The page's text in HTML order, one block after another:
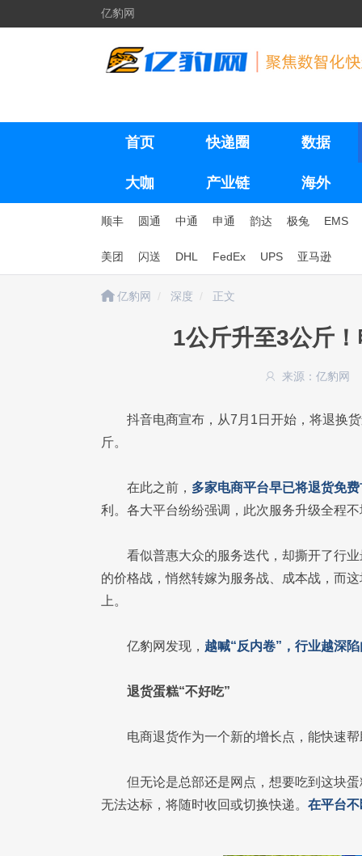
亿豹网
首页 快递圈 数据
大咖 产业链 海外
顺丰 圆通 中通 申通 韵达 极兔 EMS
美团 闪送 DHL FedEx UPS 亚马逊
亿豹网 深度 正文
1公斤升至3公斤
来源：亿豹网
抖音电商宣布，从7月1日开始，将退换
斤。
在此之前， 多家电商平台早已将退货免
利。各大平台纷纷强调，此次服务升级全程
看似普惠大众的服务迭代，却撕开了行
的价格战，悄然转嫁为服务战、成本战，而
上。
亿豹网发现， 越喊“反内卷”，行业越深
退货蛋糕“不好吃”
电商退货作为一个新的增长点，能快速
但无论是总部还是网点，想要吃到这块
无法达标，将随时收回或切换快递。 在平台